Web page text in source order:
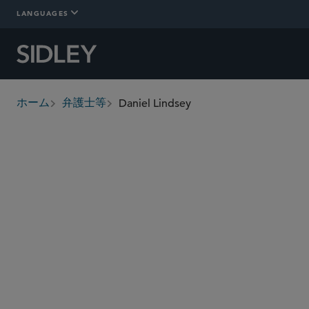
LANGUAGES
breadcrumbs
ホーム 弁護士等 Daniel Lindsey